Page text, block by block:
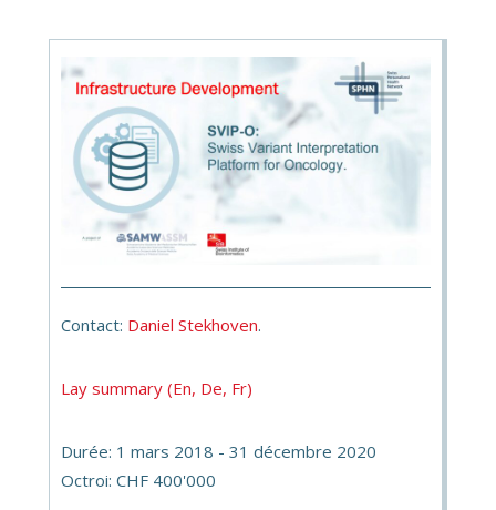
Contact: Daniel Stekhoven.
Lay summary (En, De, Fr)
Durée: 1 mars 2018 - 31 décembre 2020
Octroi: CHF 400'000